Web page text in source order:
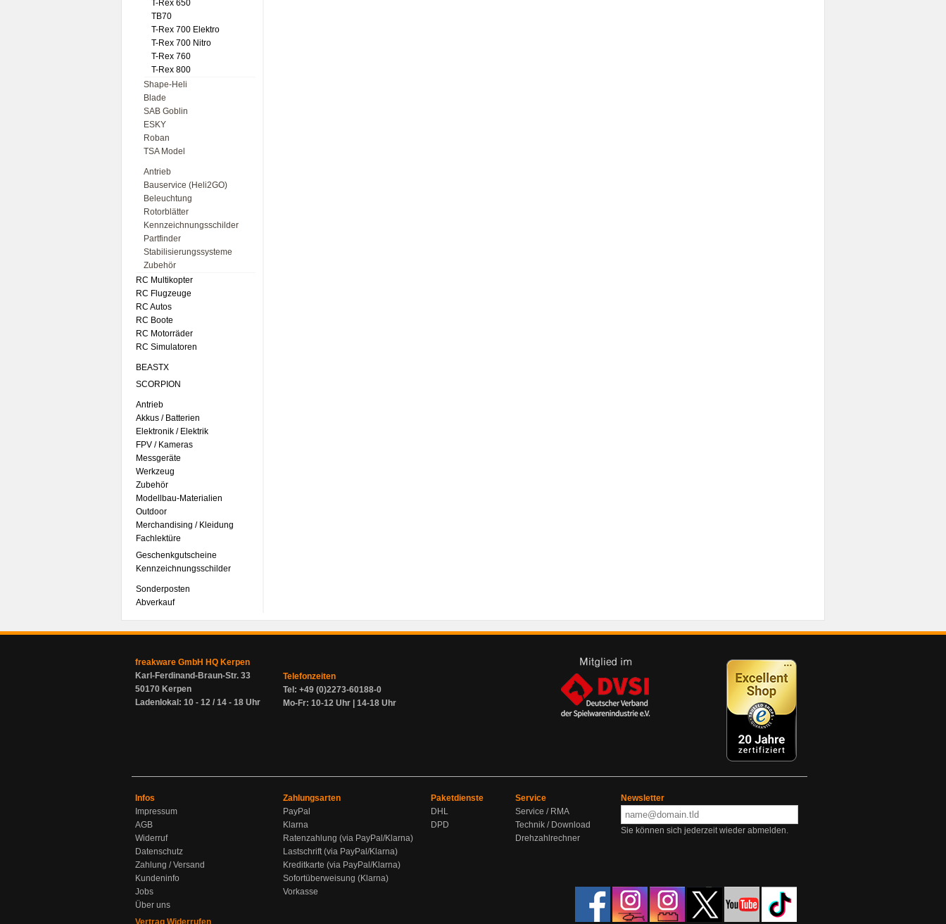
T-Rex 650
TB70
T-Rex 700 Elektro
T-Rex 700 Nitro
T-Rex 760
T-Rex 800
Shape-Heli
Blade
SAB Goblin
ESKY
Roban
TSA Model
Antrieb
Bauservice (Heli2GO)
Beleuchtung
Rotorblätter
Kennzeichnungsschilder
Partfinder
Stabilisierungssysteme
Zubehör
RC Multikopter
RC Flugzeuge
RC Autos
RC Boote
RC Motorräder
RC Simulatoren
BEASTX
SCORPION
Antrieb
Akkus / Batterien
Elektronik / Elektrik
FPV / Kameras
Messgeräte
Werkzeug
Zubehör
Modellbau-Materialien
Outdoor
Merchandising / Kleidung
Fachlektüre
Geschenkgutscheine
Kennzeichnungsschilder
Sonderposten
Abverkauf
freakware GmbH HQ Kerpen
Karl-Ferdinand-Braun-Str. 33
50170 Kerpen
Ladenlokal: 10 - 12 / 14 - 18 Uhr
Telefonzeiten
Tel: +49 (0)2273-60188-0
Mo-Fr: 10-12 Uhr | 14-18 Uhr
Infos
Impressum
AGB
Widerruf
Datenschutz
Zahlung / Versand
Kundeninfo
Jobs
Über uns
Vertrag Widerrufen
Zahlungsarten
PayPal
Klarna
Ratenzahlung (via PayPal/Klarna)
Lastschrift (via PayPal/Klarna)
Kreditkarte (via PayPal/Klarna)
Sofortüberweisung (Klarna)
Vorkasse
Paketdienste
DHL
DPD
Service
Service / RMA
Technik / Download
Drehzahlrechner
Newsletter
Sie können sich jederzeit wieder abmelden.